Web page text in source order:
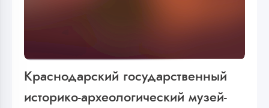
Краснодарский государственный
историко-археологический музей-